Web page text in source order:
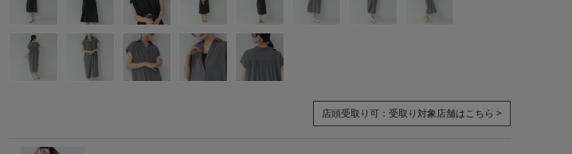
店頭受取り可： 受取り対象店舗はこちら >